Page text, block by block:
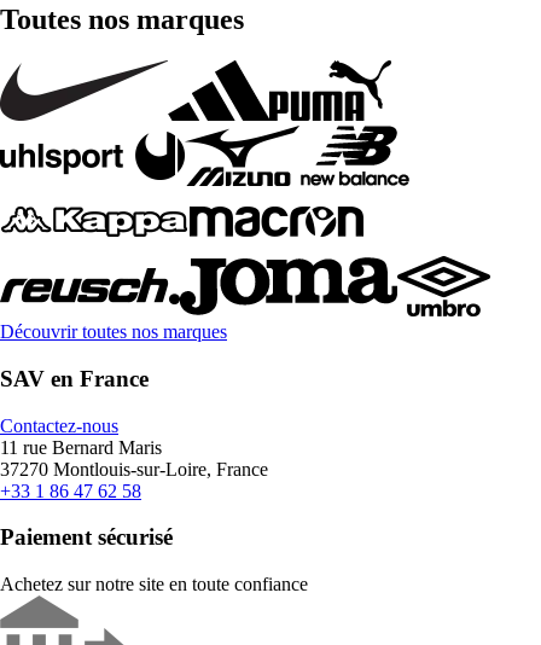
Toutes nos marques
Découvrir toutes nos marques
SAV en France
Contactez-nous
11 rue Bernard Maris
37270 Montlouis-sur-Loire, France
+33 1 86 47 62 58
Paiement sécurisé
Achetez sur notre site en toute confiance